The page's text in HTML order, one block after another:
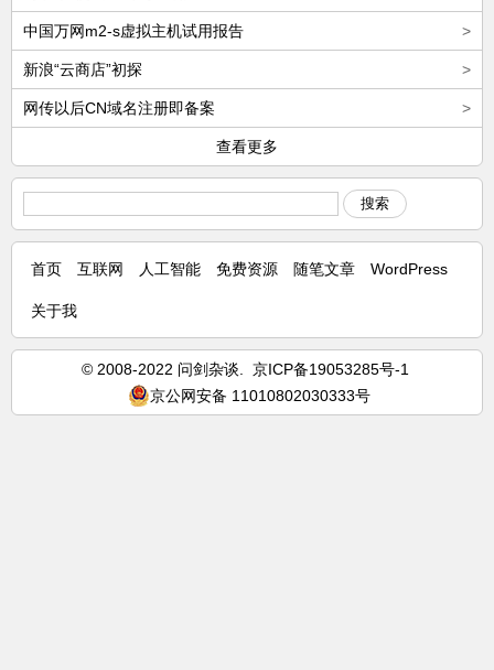
>
中国万网m2-s虚拟主机试用报告
>
新浪“云商店”初探
>
网传以后CN域名注册即备案
查看更多
搜索
首页 互联网 人工智能 免费资源 随笔文章 WordPress
关于我
© 2008-2022 问剑杂谈. 京ICP备19053285号-1
京公网安备 11010802030333号